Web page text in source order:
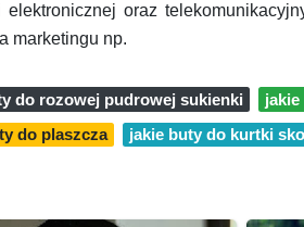
elektronicznej oraz
marketingu np.
do rozowej pudrowej sukienki jakie
do plaszcza
jakie buty do kurtki